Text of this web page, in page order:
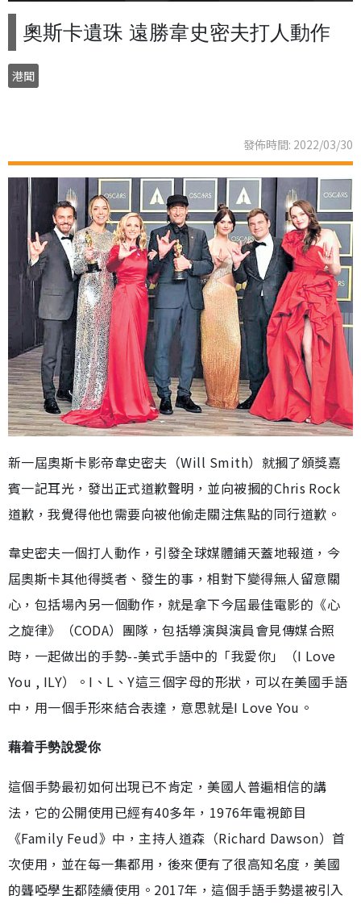
奧斯卡遺珠 遠勝韋史密夫打人動作
港聞
發佈時間: 2022/03/30
新一屆奧斯卡影帝韋史密夫（Will Smith）就摑了頒獎嘉
賓一記耳光，發出正式道歉聲明，並向被摑的Chris Rock
道歉，我覺得他也需要向被他偷走關注焦點的同行道歉。
韋史密夫一個打人動作，引發全球媒體鋪天蓋地報道，今
屆奧斯卡其他得獎者、發生的事，相對下變得無人留意關
心，包括場內另一個動作，就是拿下今屆最佳電影的《心
之旋律》（CODA）團隊，包括導演與演員會見傳媒合照
時，一起做出的手勢--美式手語中的「我愛你」（I Love
You , ILY）。I、L、Y這三個字母的形狀，可以在美國手語
中，用一個手形來結合表達，意思就是I Love You。
藉着手勢說愛你
這個手勢最初如何出現已不肯定，美國人普遍相信的講
法，它的公開使用已經有40多年，1976年電視節目
《Family Feud》中，主持人道森（Richard Dawson）首
次使用，並在每一集都用，後來便有了很高知名度，美國
的聾啞學生都陸續使用。2017年，這個手語手勢還被引入